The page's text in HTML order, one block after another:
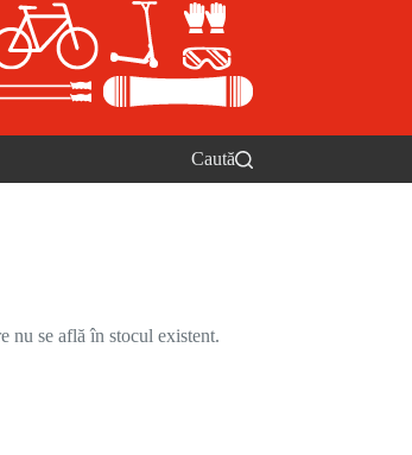
Caută
nu se află în stocul existent.